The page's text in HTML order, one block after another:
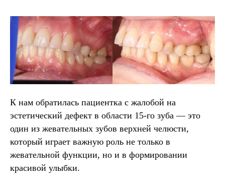
К нам обратилась пациентка с жалобой на
эстетический дефект в области 15-го зуба — это
один из жевательных зубов верхней челюсти,
который играет важную роль не только в
жевательной функции, но и в формировании
красивой улыбки.